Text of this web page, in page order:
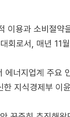
이용과 소비절
회로서, 매년 11월
너지업계 주요
지식경제부 이